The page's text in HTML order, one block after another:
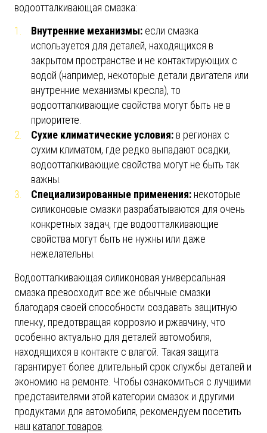
водоотталкивающая смазка:
Внутренние механизмы: если смазка
используется для деталей, находящихся в
закрытом пространстве и не контактирующих с
водой (например, некоторые детали двигателя или
внутренние механизмы кресла), то
водоотталкивающие свойства могут быть не в
приоритете.
Сухие климатические условия: в регионах с
сухим климатом, где редко выпадают осадки,
водоотталкивающие свойства могут не быть так
важны.
Специализированные применения: некоторые
силиконовые смазки разрабатываются для очень
конкретных задач, где водоотталкивающие
свойства могут быть не нужны или даже
нежелательны.
Водоотталкивающая силиконовая универсальная
смазка превосходит все же обычные смазки
благодаря своей способности создавать защитную
пленку, предотвращая коррозию и ржавчину, что
особенно актуально для деталей автомобиля,
находящихся в контакте с влагой. Такая защита
гарантирует более длительный срок службы деталей и
экономию на ремонте. Чтобы ознакомиться с лучшими
представителями этой категории смазок и другими
продуктами для автомобиля, рекомендуем посетить
наш каталог товаров